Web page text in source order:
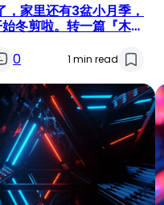
，家里还有3盆小月季，
冬剪啦。转一篇『木村
0 1 min read